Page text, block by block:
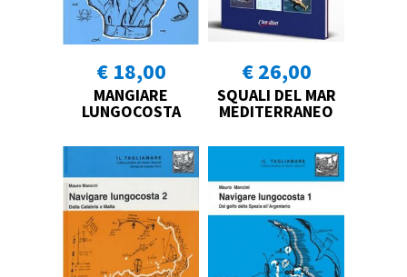
€ 18,00
MANGIARE
LUNGOCOSTA
€ 26,00
SQUALI DEL MAR
MEDITERRANEO